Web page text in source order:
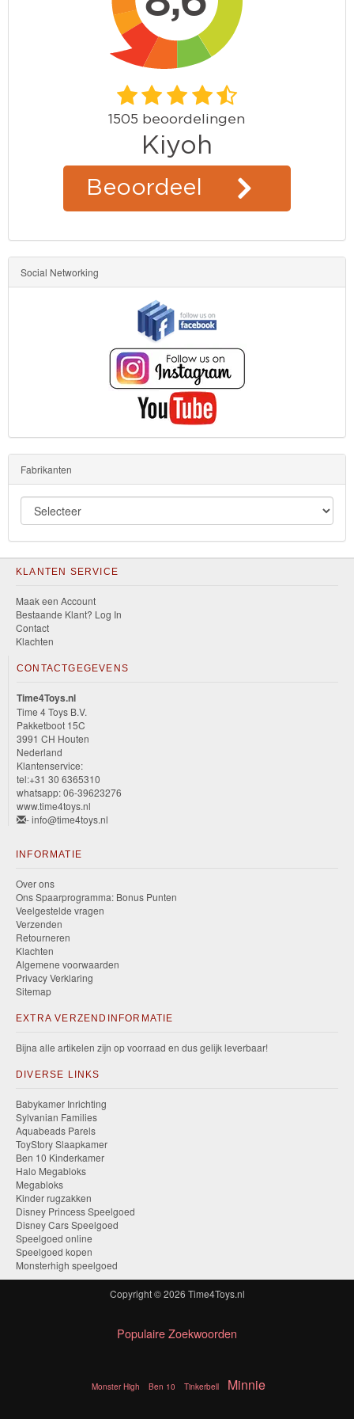
Social Networking
Fabrikanten
KLANTEN SERVICE
Maak een Account
Bestaande Klant? Log In
Contact
Klachten
CONTACTGEGEVENS
Time4Toys.nl
Time 4 Toys B.V.
Pakketboot 15C
3991 CH Houten
Nederland
Klantenservice:
tel:+31 30 6365310
whatsapp: 06-39623276
www.time4toys.nl
- info@time4toys.nl
INFORMATIE
Over ons
Ons Spaarprogramma: Bonus Punten
Veelgestelde vragen
Verzenden
Retourneren
Klachten
Algemene voorwaarden
Privacy Verklaring
Sitemap
EXTRA VERZENDINFORMATIE
Bijna alle artikelen zijn op voorraad en dus gelijk leverbaar!
DIVERSE LINKS
Babykamer Inrichting
Sylvanian Families
Aquabeads Parels
ToyStory Slaapkamer
Ben 10 Kinderkamer
Halo Megabloks
Megabloks
Kinder rugzakken
Disney Princess Speelgoed
Disney Cars Speelgoed
Speelgoed online
Speelgoed kopen
Monsterhigh speelgoed
Copyright © 2026 Time4Toys.nl
Populaire Zoekwoorden
Monster High Ben 10 Tinkerbell Minnie